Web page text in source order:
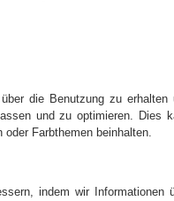
mm
Shore A
die Benutzung zu erhalten
und zu optimieren. Dies
Farbthemen beinhalten.
indem wir Informationen